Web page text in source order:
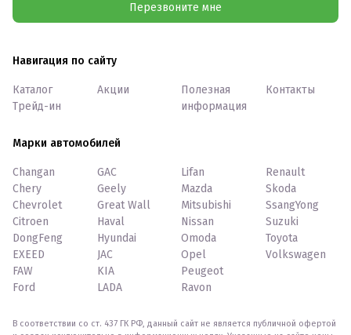
Перезвоните мне
Навигация по сайту
Каталог
Трейд-ин
Акции
Полезная
информация
Контакты
Марки автомобилей
Changan
Chery
Chevrolet
Citroen
DongFeng
EXEED
FAW
Ford
GAC
Geely
Great Wall
Haval
Hyundai
JAC
KIA
LADA
Lifan
Mazda
Mitsubishi
Nissan
Omoda
Opel
Peugeot
Ravon
Renault
Skoda
SsangYong
Suzuki
Toyota
Volkswagen
В соответствии со ст. 437 ГК РФ, данный сайт не является публичной офертой